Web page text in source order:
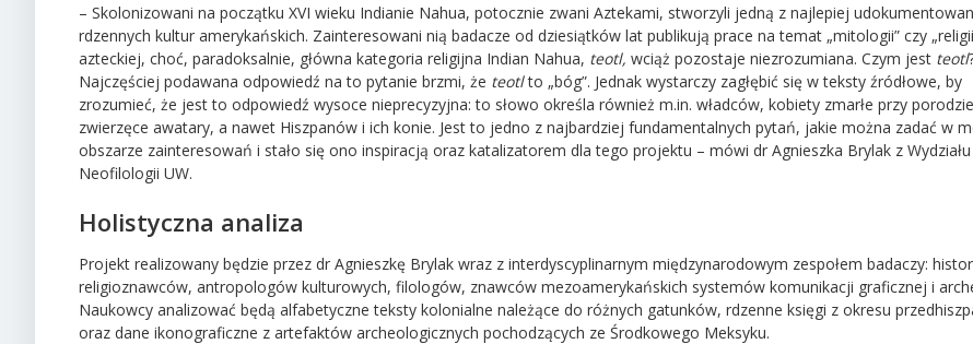
– Skolonizowani na początku XVI wieku Indianie Nahua, potocznie zwani Aztekami, stworzyli jedną z najlepiej
rdzennych kultur amerykańskich. Zainteresowani nią badacze od dziesiątków lat publikują prace na temat „mitologii” czy
azteckiej, choć, paradoksalnie, główna kategoria religijna Indian Nahua, teotl, wciąż pozostaje niezrozumiana. Czym jest teotl
Najczęściej podawana odpowiedź na to pytanie brzmi, że teotlto „bóg”. Jednak wystarczy zagłębić się w teksty źródłowe, by
zrozumieć, że jest to odpowiedź wysoce nieprecyzyjna: to słowo określa również m.in. władców, kobiety zmarłe przy
zwierzęce awatary, a nawet Hiszpanów i ich konie. Jest to jedno z najbardziej fundamentalnych pytań, jakie można zadać w
obszarze zainteresowań i stało się ono inspiracją oraz katalizatorem dla tego projektu – mówi dr Agnieszka Brylak z Wydziału
Neofilologii UW.
Holistyczna analiza
Projekt realizowany będzie przez dr Agnieszkę Brylak wraz z interdyscyplinarnym międzynarodowym zespołem badaczy:
religioznawców, antropologów kulturowych, filologów, znawców mezoamerykańskich systemów komunikacji graficznej i
Naukowcy analizować będą alfabetyczne teksty kolonialne należące do różnych gatunków, rdzenne księgi z okresu
oraz dane ikonograficzne z artefaktów archeologicznych pochodzących ze Środkowego Meksyku.